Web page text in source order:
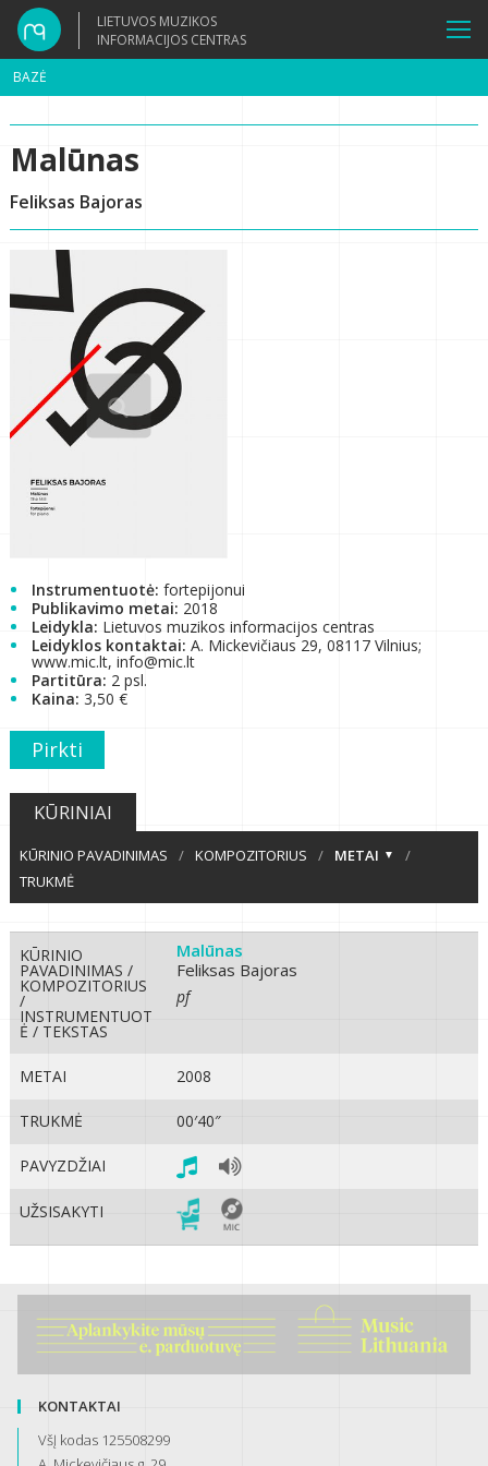
LIETUVOS MUZIKOS
INFORMACIJOS CENTRAS
BAZĖ
Malūnas
Feliksas Bajoras
Instrumentuotė: fortepijonui
Publikavimo metai: 2018
Leidykla: Lietuvos muzikos informacijos centras
Leidyklos kontaktai: A. Mickevičiaus 29, 08117 Vilnius;
www.mic.lt, info@mic.lt
Partitūra: 2 psl.
Kaina: 3,50 €
Pirkti
KŪRINIAI
KŪRINIO PAVADINIMAS / KOMPOZITORIUS / METAI
/
TRUKMĖ
KŪRINIO
PAVADINIMAS /
KOMPOZITORIUS
/
INSTRUMENTUOT
Ė / TEKSTAS
Malūnas
Feliksas Bajoras
pf
METAI 2008
TRUKMĖ 00′40″
PAVYZDŽIAI
UŽSISAKYTI
KONTAKTAI
VšĮ kodas 125508299